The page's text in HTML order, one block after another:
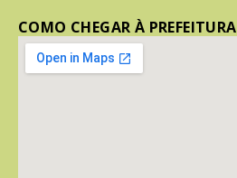
COMO CHEGAR À PREFEITURA